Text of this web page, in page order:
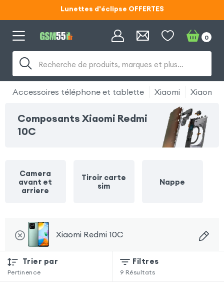
Lunettes d'éclipse OFFERTES
Lunettes d'éclipse OFFERTES
Code ECLIPSE55
Recherche de produits, marques et plus…
0
Accessoires téléphone et tablette Xiaomi Xiaomi
Composants Xiaomi Redmi
10C
Camera
avant et
arriere
Tiroir carte
sim
Nappe
Xiaomi Redmi 10C
Trier par
Pertinence
Filtres
9 Résultats